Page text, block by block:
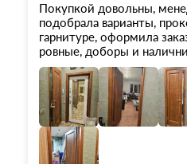
Покупкой довольны,
подобрала варианты,
гарнитуре, оформила
ровные, доборы и